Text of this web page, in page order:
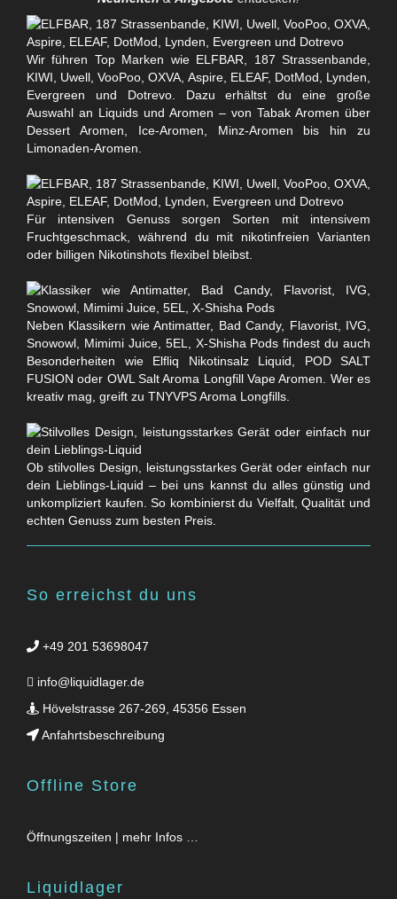
Wir führen Top Marken wie ELFBAR, 187 Strassenbande,
KIWI, Uwell, VooPoo, OXVA, Aspire, ELEAF, DotMod, Lynden,
Evergreen und Dotrevo. Dazu erhältst du eine große
Auswahl an Liquids und Aromen – von Tabak Aromen über
Dessert Aromen, Ice-Aromen, Minz-Aromen bis hin zu
Limonaden-Aromen.
Für intensiven Genuss sorgen Sorten mit intensivem
Fruchtgeschmack, während du mit nikotinfreien Varianten
oder billigen Nikotinshots flexibel bleibst.
Neben Klassikern wie Antimatter, Bad Candy, Flavorist, IVG,
Snowowl, Mimimi Juice, 5EL, X-Shisha Pods findest du auch
Besonderheiten wie Elfliq Nikotinsalz Liquid, POD SALT
FUSION oder OWL Salt Aroma Longfill Vape Aromen. Wer es
kreativ mag, greift zu TNYVPS Aroma Longfills.
Ob stilvolles Design, leistungsstarkes Gerät oder einfach nur
dein Lieblings-Liquid – bei uns kannst du alles günstig und
unkompliziert kaufen. So kombinierst du Vielfalt, Qualität und
echten Genuss zum besten Preis.
So erreichst du uns
+49 201 53698047
info@liquidlager.de
Hövelstrasse 267-269, 45356 Essen
Anfahrtsbeschreibung
Offline Store
Öffnungszeiten | mehr Infos …
Liquidlager